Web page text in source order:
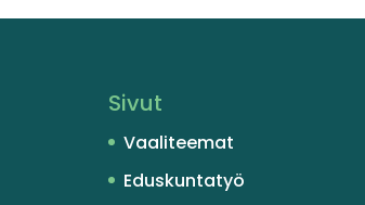
Sivut
Vaaliteemat
Eduskuntatyö